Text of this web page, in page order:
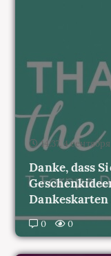
14:37, 4 сентября
Danke, dass
0 0
Hochzeit